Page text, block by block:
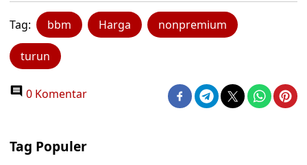
Tag: bbm Harga nonpremium
turun
0 Komentar
Tag Populer